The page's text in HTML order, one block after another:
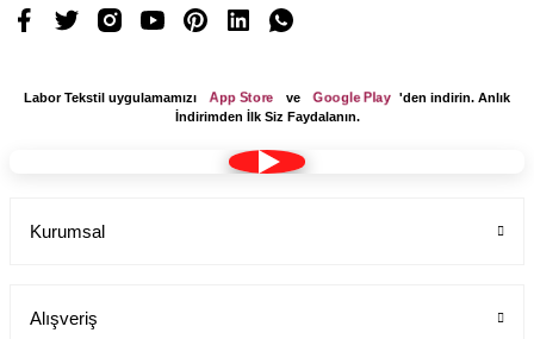
Labor Tekstil uygulamamızı App Store ve Google Play 'den indirin. Anlık
İndirimden İlk Siz Faydalanın.
Kurumsal
Alışveriş